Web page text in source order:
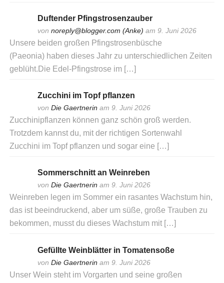
Duftender Pfingstrosenzauber
vonnoreply@blogger.com (Anke) am 9. Juni 2026
Unsere beiden großen Pfingstrosenbüsche
(Paeonia) haben dieses Jahr zu unterschiedlichen Zeiten
geblüht.Die Edel-Pfingstrose im […]
Zucchini im Topf pflanzen
vonDie Gaertnerin am 9. Juni 2026
Zucchinipflanzen können ganz schön groß werden.
Trotzdem kannst du, mit der richtigen Sortenwahl
Zucchini im Topf pflanzen und sogar eine […]
Sommerschnitt an Weinreben
vonDie Gaertnerin am 9. Juni 2026
Weinreben legen im Sommer ein rasantes Wachstum hin,
das ist beeindruckend, aber um süße, große Trauben zu
bekommen, musst du dieses Wachstum mit […]
Gefüllte Weinblätter in Tomatensoße
vonDie Gaertnerin am 9. Juni 2026
Unser Wein steht im Vorgarten und seine großen